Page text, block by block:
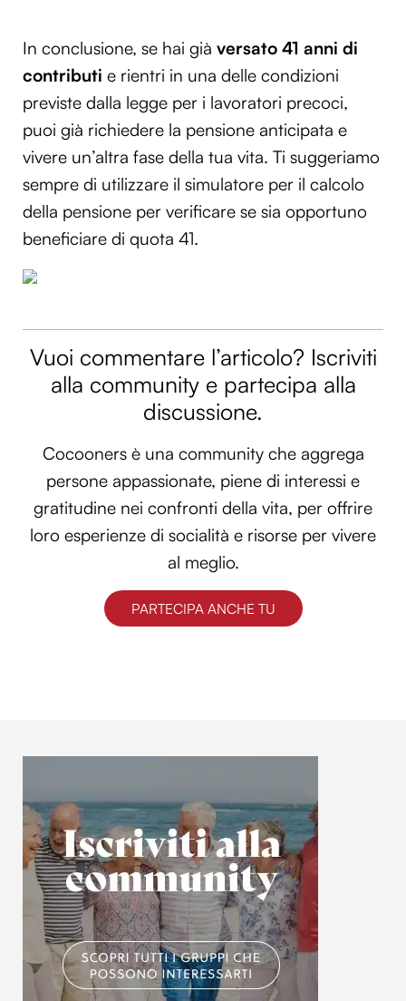
In conclusione, se hai già versato 41 anni di
contributi e rientri in una delle condizioni
previste dalla legge per i lavoratori precoci,
puoi già richiedere la pensione anticipata e
vivere un’altra fase della tua vita. Ti suggeriamo
sempre di utilizzare il simulatore per il calcolo
della pensione per verificare se sia opportuno
beneficiare di quota 41.
Vuoi commentare l’articolo? Iscriviti
alla community e partecipa alla
discussione.
Cocooners è una community che aggrega
persone appassionate, piene di interessi e
gratitudine nei confronti della vita, per offrire
loro esperienze di socialità e risorse per vivere
al meglio.
PARTECIPA ANCHE TU